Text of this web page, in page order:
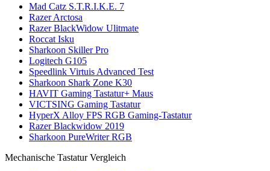
Mad Catz S.T.R.I.K.E. 7
Razer Arctosa
Razer BlackWidow Ulitmate
Roccat Isku
Sharkoon Skiller Pro
Logitech G105
Speedlink Virtuis Advanced Test
Sharkoon Shark Zone K30
HAVIT Gaming Tastatur+ Maus
VICTSING Gaming Tastatur
HyperX Alloy FPS RGB Gaming-Tastatur
Razer Blackwidow 2019
Sharkoon PureWriter RGB
Mechanische Tastatur Vergleich